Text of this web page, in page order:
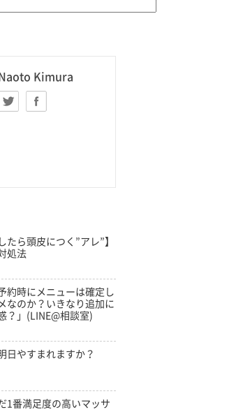
Naoto Kimura
たら頭皮につく”アレ”】
処法
約時にメニューは確定し
なのか？いきなり追加に
？」(LINE@相談室)
日やすまれますか？
1番満足度の高いマッサ